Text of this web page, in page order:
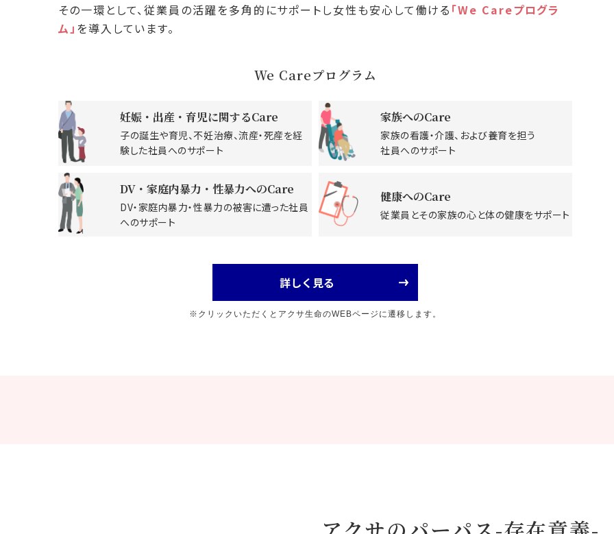
その一環として、従業員の活躍を多角的にサポートし女性も安心して働ける 「We Careプログラ
ム」 を導入しています。
We Careプログラム
妊娠・出産・育児に関するCare
子の誕生や育児、不妊治療、流産・死産を経
験した社員へのサポート
家族へのCare
家族の看護・介護、および養育を担う
社員へのサポート
DV・家庭内暴力・性暴力へのCare
DV・家庭内暴力・性暴力の被害に遭った社員
へのサポート
健康へのCare
従業員とその家族の心と体の健康をサポート
詳しく見る
※クリックいただくとアクサ生命のWEBページに遷移します。